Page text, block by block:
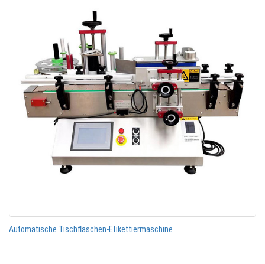
Automatische Tischflaschen-Etikettiermaschine